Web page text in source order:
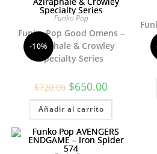
-10%
Funko Pop
Funko Pop Good Omens –
Aziraphale & Crowley
Specialty Series
$720.00 El
precio
original
era:
$720.00.
$650.00El
actual
$650.00.
Añadir al carrito